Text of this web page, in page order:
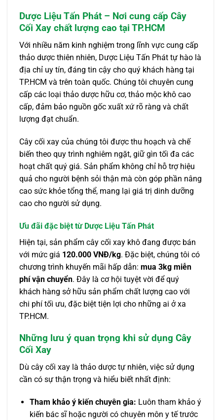
Dược Liệu Tấn Phát – Nơi cung cấp Cây
Cối Xay chất lượng cao tại TP.HCM
Với nhiều năm kinh nghiệm trong lĩnh vực cung cấp
thảo dược thiên nhiên, Dược Liệu Tấn Phát tự hào là
địa chỉ uy tín, đáng tin cậy cho quý khách hàng tại
TP.HCM và trên toàn quốc. Chúng tôi chuyên cung
cấp các loại thảo dược hữu cơ, thảo mộc khô cao
cấp, đảm bảo nguồn gốc xuất xứ rõ ràng và chất
lượng đạt chuẩn.
Cây cối xay của chúng tôi được thu hoạch và chế
biến theo quy trình nghiêm ngặt, giữ gìn tối đa các
hoạt chất quý giá. Sản phẩm không chỉ hỗ trợ hiệu
quả cho người bệnh sỏi thận mà còn góp phần nâng
cao sức khỏe tổng thể, mang lại giá trị dinh dưỡng
cao cho người sử dụng.
Ưu đãi đặc biệt từ Dược Liệu Tấn Phát
Hiện tại, sản phẩm cây cối xay khô đang được bán
với mức giá 120.000 VNĐ/kg. Đặc biệt, chúng tôi có
chương trình khuyến mãi hấp dẫn: mua 3kg miễn
phí vận chuyển. Đây là cơ hội tuyệt vời để quý
khách hàng sở hữu sản phẩm chất lượng cao với
chi phí tối ưu, đặc biệt tiện lợi cho những ai ở xa
TP.HCM.
Những lưu ý quan trọng khi sử dụng Cây
Cối Xay
Dù cây cối xay là thảo dược tự nhiên, việc sử dụng
cần có sự thận trọng và hiểu biết nhất định:
Tham khảo ý kiến chuyên gia: Luôn tham khảo ý
kiến bác sĩ hoặc người có chuyên môn y tế trước